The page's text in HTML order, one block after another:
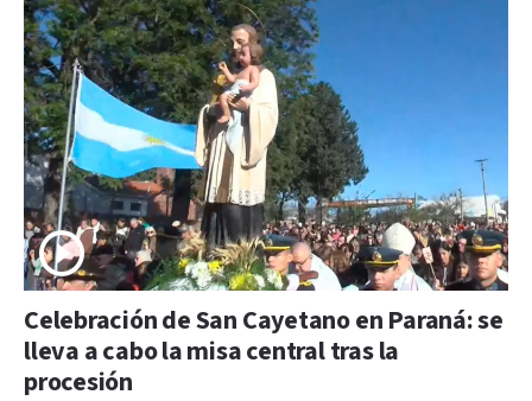
Celebración de San Cayetano en Paraná: se
lleva a cabo la misa central tras la
procesión